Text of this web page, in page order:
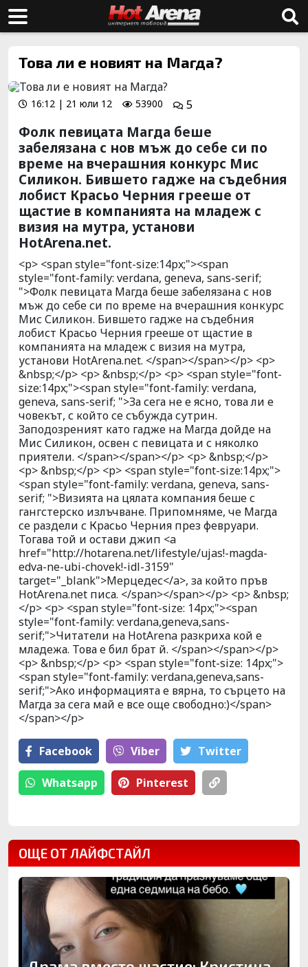
Това ли е новият на Магда?
16:12 | 21 юли 12 53900 5
Фолк певицата Магда беше
забелязана с нов мъж до себе си по
време на вчерашния конкурс Мис
Силикон. Бившето гадже на съдебния
лобист Красьо Черния грееше от
щастие в компанията на младеж с
визия на мутра, установи
HotArena.net.
<p> <span style="font-size:14px;"><span
style="font-family: verdana, geneva, sans-serif;
">Фолк певицата Магда беше забелязана с нов
мъж до себе си по време на вчерашния конкурс
Мис Силикон. Бившето гадже на съдебния
лобист Красьо Черния грееше от щастие в
компанията на младеж с визия на мутра,
установи HotArena.net. </span></span></p> <p>
&nbsp;</p> <p> &nbsp;</p> <p> <span style="font-
size:14px;"><span style="font-family: verdana,
geneva, sans-serif; ">За сега не е ясно, това ли е
човекът, с който се събужда сутрин.
Заподозреният като гадже на Магда дойде на
Мис Силикон, освен с певицата и с няколко
приятели. </span></span></p> <p> &nbsp;</p>
<p> &nbsp;</p> <p> <span style="font-size:14px;">
<span style="font-family: verdana, geneva, sans-
serif; ">Визията на цялата компания беше с
гангстерско излъчване. Припомняме, че Магда
се раздели с Красьо Черния през февруари.
Тогава той и остави джип <a
href="http://hotarena.net/lifestyle/ujas!-magda-
edva-ne-ubi-chovek!-idl-3159"
target="_blank">Мерцедес</a>, за който пръв
HotArena.net писа. </span></span></p> <p> &nbsp;
</p> <p> <span style="font-size: 14px;"><span
style="font-family: verdana,geneva,sans-
serif;">Читатели на HotArena разкриха кой е
младежа. Това е бил брат й. </span></span></p>
<p> &nbsp;</p> <p> <span style="font-size: 14px;">
<span style="font-family: verdana,geneva,sans-
serif;">Ако информацията е вярна, то сърцето на
Магда за сега май е все още свободно:)</span>
</span></p>
Facebook Viber Тwitter
Whatsapp Pinterest
ОЩЕ ОТ ЛАЙФСТАЙЛ